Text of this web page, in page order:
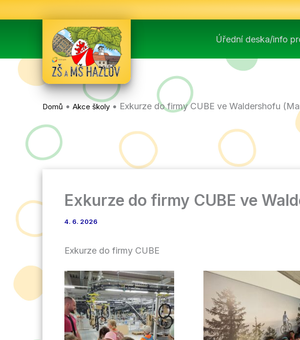
na
Úřední deska/info
Domů • Akce školy • Exkurze do firmy CUBE ve Waldershofu
Exkurze do firmy CUBE ve
4. 6. 2026
Exkurze do firmy CUBE